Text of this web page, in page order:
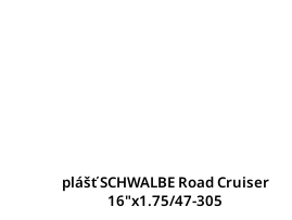
plášť SCHWALBE Road Cruiser
16"x1.75/47-305